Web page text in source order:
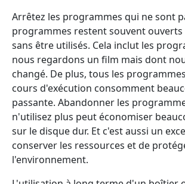
Arrêtez les programmes qui ne sont
programmes restent souvent
sans être utilisés. Cela inclut les
nous regardons un film mais dont
changé. De plus, tous les
cours d'exécution consomment
passante. Abandonner les
n'utilisez plus peut économiser
sur le disque dur. Et c'est aussi un
conserver les ressources et de
l'environnement.